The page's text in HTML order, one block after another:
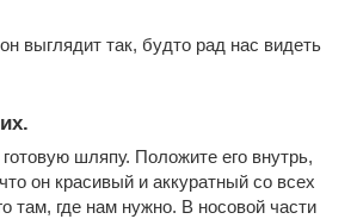
выглядит так, будто рад нас видеть
шляпу. Положите его внутрь,
он красивый и аккуратный со всех
там, где нам нужно. В носовой части